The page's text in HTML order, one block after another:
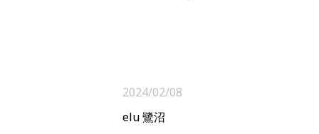
2024/02/08
elu 鷺沼